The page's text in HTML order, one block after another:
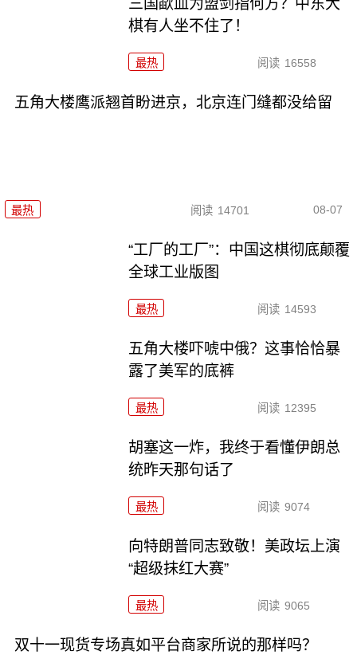
三国歃血为盟剑指何方？中东大
棋有人坐不住了！
最热 阅读 16558
五角大楼鹰派翘首盼进京，北京连门缝都没给留
最热 阅读 14701 08-07
“工厂的工厂”：中国这棋彻底颠覆
全球工业版图
最热 阅读 14593
五角大楼吓唬中俄？这事恰恰暴
露了美军的底裤
最热 阅读 12395
胡塞这一炸，我终于看懂伊朗总
统昨天那句话了
最热 阅读 9074
向特朗普同志致敬！美政坛上演
“超级抹红大赛”
最热 阅读 9065
双十一现货专场真如平台商家所说的那样吗？